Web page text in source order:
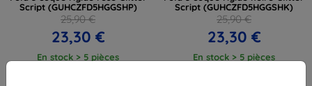
Script (GUHCZFD5HGGSHP)
25,90 €
23,30 €
En stock > 5 pièces
Script (GUHCZFD5HGGSHK)
25,90 €
23,30 €
En stock > 5 pièces